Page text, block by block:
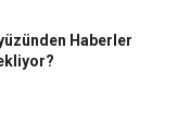
Haberler